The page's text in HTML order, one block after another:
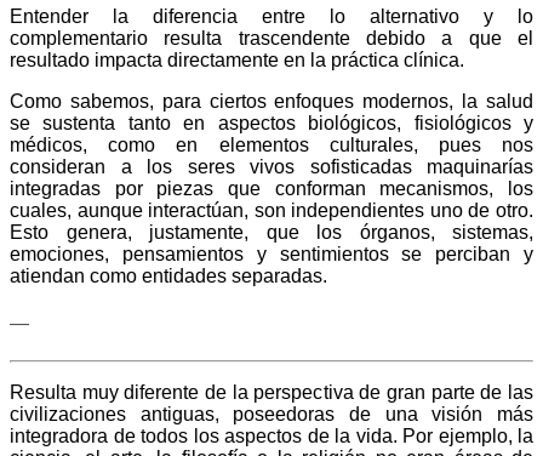
Entender la diferencia entre lo alternativo y lo
complementario resulta trascendente debido a que el
resultado impacta directamente en la práctica clínica.
Como sabemos, para ciertos enfoques modernos, la salud
se sustenta tanto en aspectos biológicos, fisiológicos y
médicos, como en elementos culturales, pues nos
consideran a los seres vivos sofisticadas maquinarías
integradas por piezas que conforman mecanismos, los
cuales, aunque interactúan, son independientes uno de otro.
Esto genera, justamente, que los órganos, sistemas,
emociones, pensamientos y sentimientos se perciban y
atiendan como entidades separadas.
—
Resulta muy diferente de la perspectiva de gran parte de las
civilizaciones antiguas, poseedoras de una visión más
integradora de todos los aspectos de la vida. Por ejemplo, la